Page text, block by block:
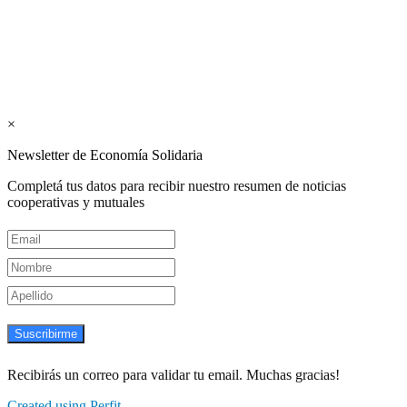
×
Newsletter de Economía Solidaria
Completá tus datos para recibir nuestro resumen de noticias
cooperativas y mutuales
Suscribirme
Recibirás un correo para validar tu email. Muchas gracias!